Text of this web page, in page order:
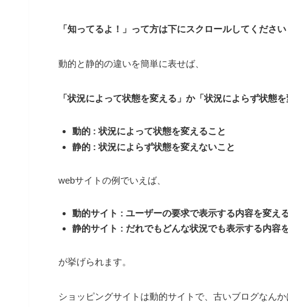
「知ってるよ！」って方は下にスクロールしてください
動的と静的の違いを簡単に表せば、
「状況によって状態を変える」か「状況によらず状態
動的 :状況によって状態を変えること
静的 : 状況によらず状態を変えないこと
webサイトの例でいえば、
動的サイト : ユーザーの要求で表示する内容を変え
静的サイト : だれでもどんな状況でも表示する内容
が挙げられます。
ショッピングサイトは動的サイトで、古いブログなんか